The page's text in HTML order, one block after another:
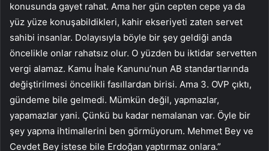
konusunda gayet rahat. Ama her gün cepten cepe ya da
yüz yüze konuşabildikleri, kahir ekseriyeti zaten servet
sahibi insanlar. Dolayısıyla böyle bir şey geldiği anda
öncelikle onlar rahatsız olur. O yüzden bu iktidar servetten
vergi alamaz. Kamu İhale Kanunu’nun AB standartlarında
değiştirilmesi öncelikli fasıllardan birisi. Ama 3. OVP çıktı,
gündeme bile gelmedi. Mümkün değil, yapmazlar,
yapamazlar yani. Çünkü bu kadar nemalanan var. Öyle bir
şey yapma ihtimallerini ben görmüyorum. Mehmet Bey ve
Cevdet Bey istese bile Erdoğan yaptırmaz onlara.”